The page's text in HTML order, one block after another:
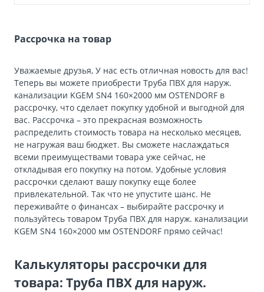
Рассрочка на товар
Уважаемые друзья, У нас есть отличная новость для вас!
Теперь вы можете приобрести Труба ПВХ для наруж.
канализации KGEM SN4 160×2000 мм OSTENDORF в
рассрочку, что сделает покупку удобной и выгодной для
вас. Рассрочка – это прекрасная возможность
распределить стоимость товара на несколько месяцев,
не нагружая ваш бюджет. Вы сможете наслаждаться
всеми преимуществами товара уже сейчас, не
откладывая его покупку на потом. Удобные условия
рассрочки сделают вашу покупку еще более
привлекательной. Так что не упустите шанс. Не
переживайте о финансах – выбирайте рассрочку и
пользуйтесь товаром Труба ПВХ для наруж. канализации
KGEM SN4 160×2000 мм OSTENDORF прямо сейчас!
Калькуляторы рассрочки для
товара: Труба ПВХ для наруж.